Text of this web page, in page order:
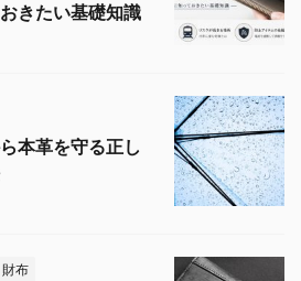
きたい基礎知識
本革を守る正し
財布